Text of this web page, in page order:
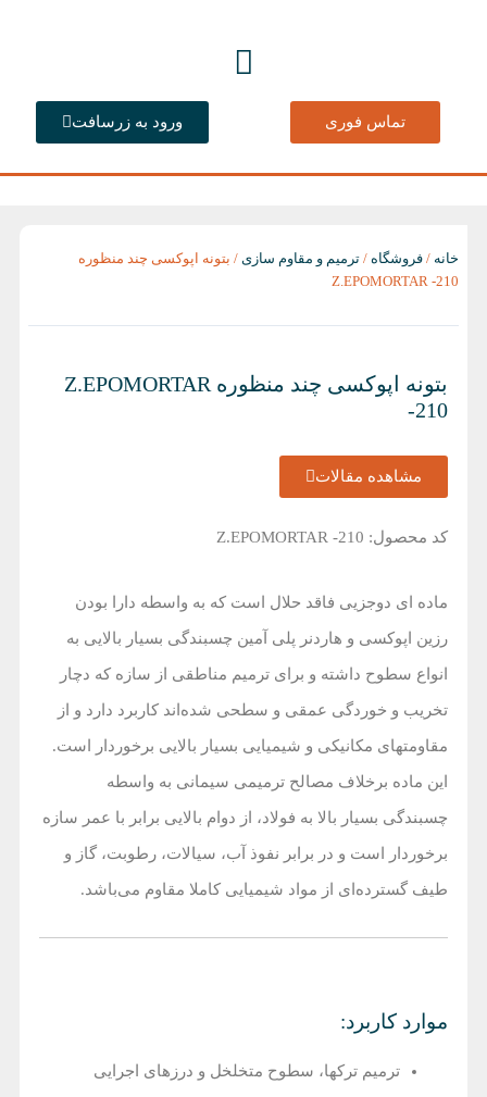
تماس فوری ورود به زرسافت
خانه /فروشگاه /ترمیم و مقاوم سازی / بتونه اپوکسی چند منظوره
Z.EPOMORTAR -210
بتونه اپوکسی چند منظوره Z.EPOMORTAR
-210
مشاهده مقالات
کد محصول: Z.EPOMORTAR -210
ماده ای دوجزیی فاقد حلال است که به واسطه دارا بودن
رزین اپوکسی و هاردنر پلی آمین چسبندگی بسیار بالایی به
انواع سطوح داشته و برای ترمیم مناطقی از سازه که دچار
تخریب و خوردگی عمقی و سطحی شده‌اند کاربرد دارد و از
مقاومت‎های مکانیکی و شیمیایی بسیار بالایی برخوردار است.
این ماده برخلاف مصالح ترمیمی سیمانی به واسطه
چسبندگی بسیار بالا به فولاد، از دوام بالایی برابر با عمر سازه
برخوردار است و در برابر نفوذ آب، سیالات، رطوبت، گاز و
طیف گسترده‌ای از مواد شیمیایی کاملا مقاوم می‌باشد.
موارد کاربرد:
ترمیم ترک‎ها، سطوح متخلخل و درزهای اجرایی